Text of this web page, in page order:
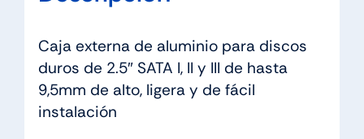
cantidad
Caja externa de aluminio para discos
duros de 2.5″ SATA I, II y III de hasta
9,5mm de alto, ligera y de fácil
instalación